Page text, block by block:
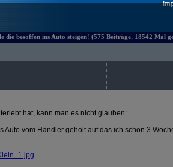
die besoffen ins Auto steigen! (575 Beiträge, 18542 Mal
hat, kann man es nicht glauben:
Auto vom Händler geholt auf das ich schon 3